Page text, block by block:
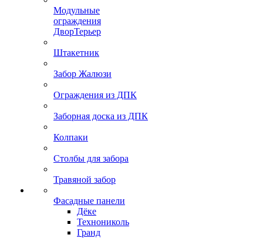
Модульные
ограждения
ДворТерьер
Штакетник
Забор Жалюзи
Ограждения из ДПК
Заборная доска из ДПК
Колпаки
Столбы для забора
Травяной забор
Фасадные панели
Дёке
Технониколь
Гранд